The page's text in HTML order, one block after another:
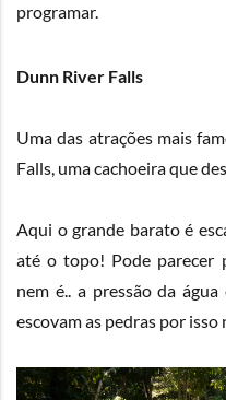
programar.
Dunn River Falls
Uma das atrações mais
Falls, uma cachoeira que
Aqui o grande barato é
até o topo! Pode parecer
nem é.. a pressão da
escovam as pedras por